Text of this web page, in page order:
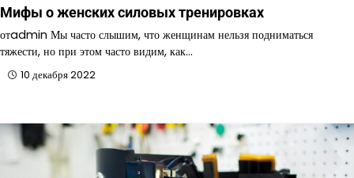
Мифы о женских силовых тренировках
отadmin Мы часто слышим, что женщинам нельзя подниматься
тяжести, но при этом часто видим, как…
10 декабря 2022